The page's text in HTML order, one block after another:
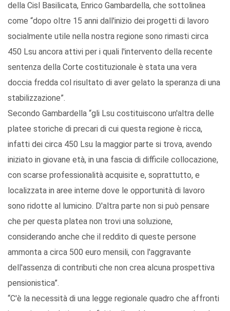
della Cisl Basilicata, Enrico Gambardella, che sottolinea
come “dopo oltre 15 anni dall'inizio dei progetti di lavoro
socialmente utile nella nostra regione sono rimasti circa
450 Lsu ancora attivi per i quali l'intervento della recente
sentenza della Corte costituzionale è stata una vera
doccia fredda col risultato di aver gelato la speranza di una
stabilizzazione”.
Secondo Gambardella “gli Lsu costituiscono un'altra delle
platee storiche di precari di cui questa regione è ricca,
infatti dei circa 450 Lsu la maggior parte si trova, avendo
iniziato in giovane età, in una fascia di difficile collocazione,
con scarse professionalità acquisite e, soprattutto, e
localizzata in aree interne dove le opportunità di lavoro
sono ridotte al lumicino. D'altra parte non si può pensare
che per questa platea non trovi una soluzione,
considerando anche che il reddito di queste persone
ammonta a circa 500 euro mensili, con l'aggravante
dell'assenza di contributi che non crea alcuna prospettiva
pensionistica”.
“C'è la necessità di una legge regionale quadro che affronti